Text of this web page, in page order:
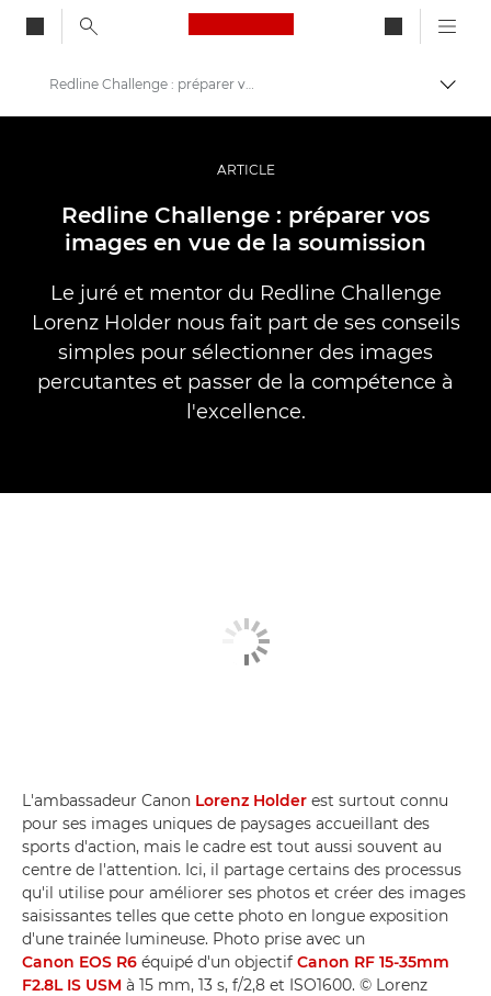
Canon Logo, back to
Vidéo et photographie professionnelles
Histoires
Redline Challenge : préparer vos images
ARTICLE
Redline Challenge : préparer vos
images en vue de la soumission
Le juré et mentor du Redline Challenge
Lorenz Holder nous fait part de ses conseils
simples pour sélectionner des images
percutantes et passer de la compétence à
l'excellence.
L'ambassadeur Canon Lorenz Holder est surtout connu
pour ses images uniques de paysages accueillant des
sports d'action, mais le cadre est tout aussi souvent au
centre de l'attention. Ici, il partage certains des processus
qu'il utilise pour améliorer ses photos et créer des images
saisissantes telles que cette photo en longue exposition
d'une trainée lumineuse. Photo prise avec un
Canon EOS R6 équipé d'un objectif Canon RF 15-35mm
F2.8L IS USM à 15 mm, 13 s, f/2,8 et ISO1600. © Lorenz